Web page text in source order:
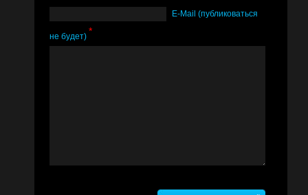
Е-Mail (публиковаться
не будет) *